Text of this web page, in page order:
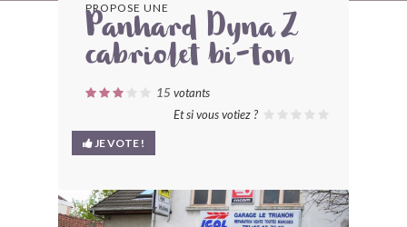
ARCHIVES
LES CONTRIBUTEURS
MODÈLES ET MARQUES
PROPOSE UNE
Panhard Dyna Z
cabriolet bi-ton
15 votants
Et si vous votiez ?
JE VOTE !